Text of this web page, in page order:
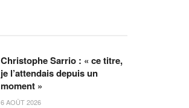
Christophe Sarrio : « ce titre,
je l’attendais depuis un
moment »
6 AOÛT 2026